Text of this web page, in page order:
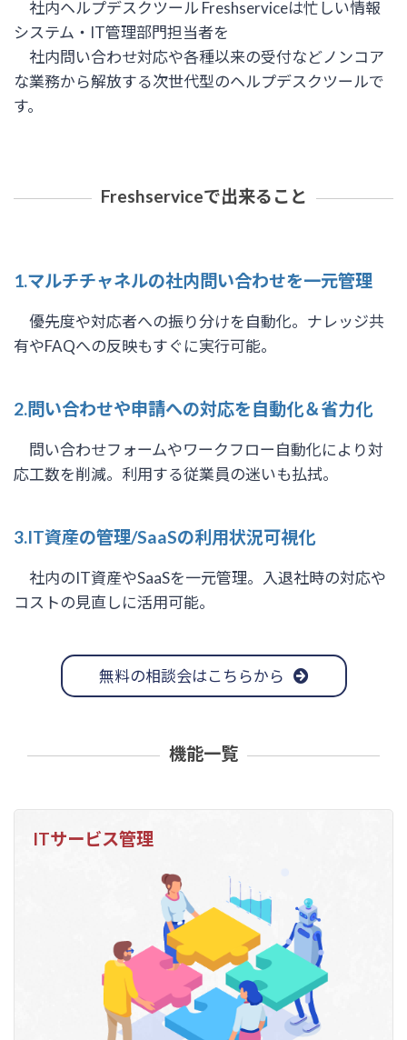
社内ヘルプデスクツール Freshserviceは忙しい情報
システム・IT管理部門担当者を
社内問い合わせ対応や各種以来の受付などノンコア
な業務から解放する次世代型のヘルプデスクツールで
す。
Freshserviceで出来ること
1.マルチチャネルの社内問い合わせを一元管理
優先度や対応者への振り分けを自動化。ナレッジ共
有やFAQへの反映もすぐに実行可能。
2.問い合わせや申請への対応を自動化＆省力化
問い合わせフォームやワークフロー自動化により対
応工数を削減。利用する従業員の迷いも払拭。
3.IT資産の管理/SaaSの利用状況可視化
社内のIT資産やSaaSを一元管理。入退社時の対応や
コストの見直しに活用可能。
無料の相談会はこちらから
機能一覧
ITサービス管理